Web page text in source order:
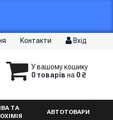
Контакти Вхід
У вашому кошику
0 товарів на 0 ₴
ТА
АВТОТОВАРИ